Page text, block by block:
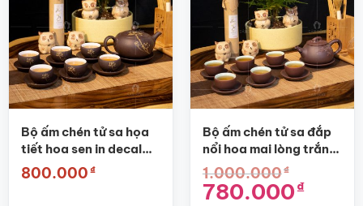
Bộ ấm chén tử sa họa
tiết hoa sen in decal
vàng SG-AC20
800.000 ₫
Bộ ấm chén tử sa đắp
nổi hoa mai lòng trắng
SG-AC16
1.000.000₫
Giá
gốc
780.000₫Giá
hiện